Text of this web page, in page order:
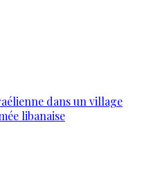
dans un village
libanaise